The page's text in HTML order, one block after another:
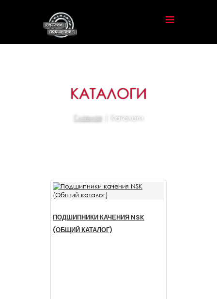
КАТАЛОГИ
Главная| Каталоги
ПОДШИПНИКИ КАЧЕНИЯ NSK
(ОБЩИЙ КАТАЛОГ)